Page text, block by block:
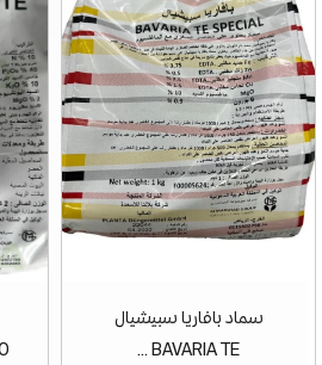
سماد بافاريا سبيشيال
BAVARIA TE ...